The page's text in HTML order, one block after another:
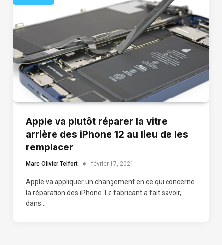
Apple va plutôt réparer la vitre
arrière des iPhone 12 au lieu de les
remplacer
Marc Olivier Telfort février 17, 2021
Apple va appliquer un changement en ce qui concerne
la réparation des iPhone. Le fabricant a fait savoir,
dans…